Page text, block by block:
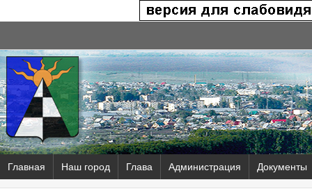
Главная Наш город Глава Администрация Документы